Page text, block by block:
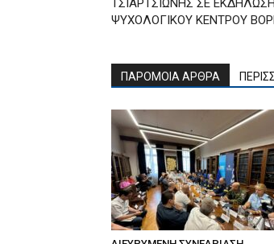
ΤΣΙΑΡΤΣΙΩΝΗΣ ΣΕ
ΨΥΧΟΛΟΓΙΚΟΥ ΚΕΝΤΡΟΥ
ΠΑΡΟΜΟΙΑ ΑΡΘΡΑ